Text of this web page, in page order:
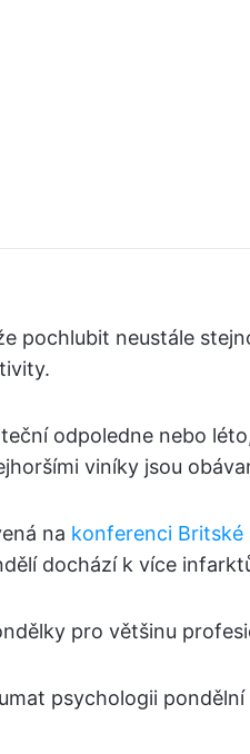
pochlubit neustále
odpoledne nebo
viníky jsou
na konferenci
dochází k více
pro většinu
psychologii